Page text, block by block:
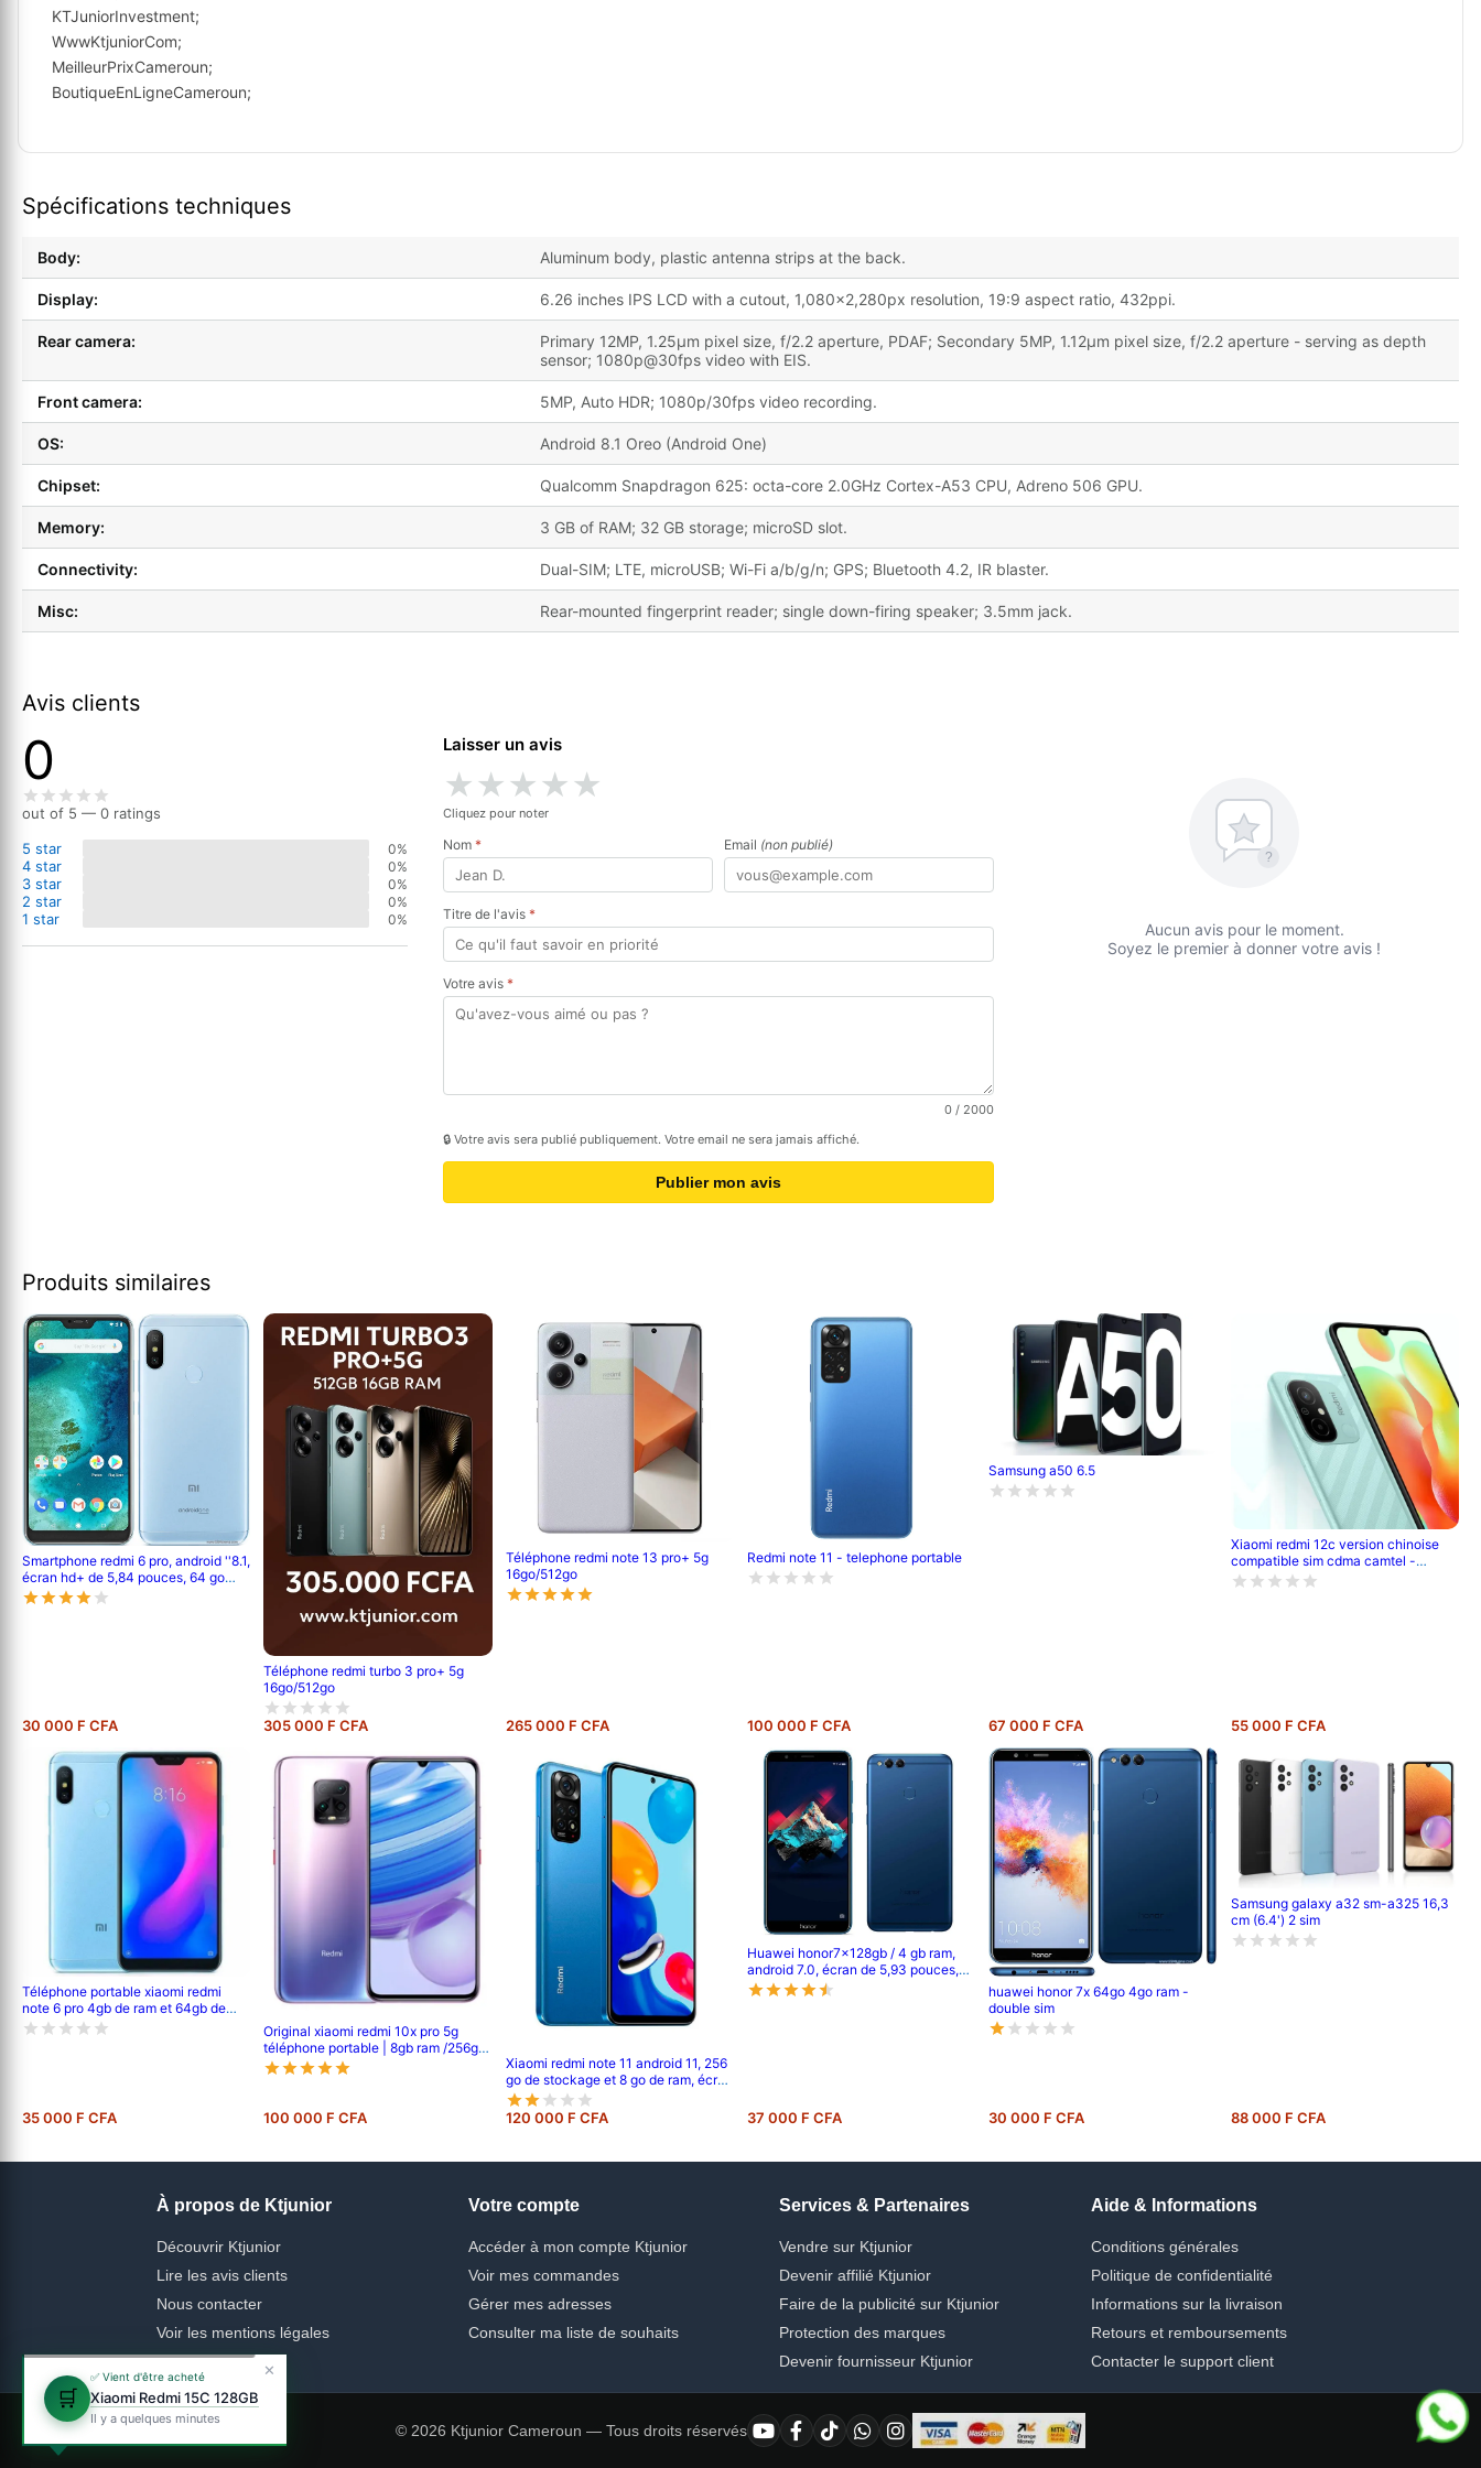
KTJuniorInvestment;
WwwKtjuniorCom;
MeilleurPrixCameroun;
BoutiqueEnLigneCameroun;
Spécifications techniques
Body: Aluminum body, plastic antenna strips at the back.
Display: 6.26 inches IPS LCD with a cutout, 1,080x2,280px resolution, 19:9 aspect ratio, 432ppi.
Rear camera:
Primary 12MP, 1.25µm pixel size, f/2.2 aperture, PDAF; Secondary 5MP, 1.12µm pixel size, f/2.2 aperture - serving as depth
sensor; 1080p@30fps video with EIS.
Front camera: 5MP, Auto HDR; 1080p/30fps video recording.
OS: Android 8.1 Oreo (Android One)
Chipset: Qualcomm Snapdragon 625: octa-core 2.0GHz Cortex-A53 CPU, Adreno 506 GPU.
Memory: 3 GB of RAM; 32 GB storage; microSD slot.
Connectivity: Dual-SIM; LTE, microUSB; Wi-Fi a/b/g/n; GPS; Bluetooth 4.2, IR blaster.
Misc: Rear-mounted fingerprint reader; single down-firing speaker; 3.5mm jack.
Avis clients
0
out of 5 — 0 ratings
5 star
0%
4 star 0%
3 star 0%
2 star 0%
1 star 0%
Laisser un avis
★★★★★
Cliquez pour noter
Nom * Email (non publié)
Titre de l'avis *
Votre avis *
0 / 2000
🔒 Votre avis sera publié publiquement. Votre email ne sera jamais affiché.
Publier mon avis
?
Aucun avis pour le moment.
Soyez le premier à donner votre avis !
Produits similaires
Smartphone redmi 6 pro, android ''8.1,
écran hd+ de 5,84 pouces, 64 go
rom, 4go ram, 12 mp double, batterie
30 000 F CFA
Téléphone redmi turbo 3 pro+ 5g
16go/512go
305 000 F CFA
Téléphone redmi note 13 pro+ 5g
16go/512go
265 000 F CFA
Redmi note 11 - telephone portable
100 000 F CFA
Samsung a50 6.5
67 000 F CFA
Xiaomi redmi 12c version chinoise
compatible sim cdma camtel -
pouce- 6.71' - 64go /4go ram - 2sim
55 000 F CFA
Téléphone portable xiaomi redmi
note 6 pro 4gb de ram et 64gb de
mémoire interne
35 000 F CFA
Original xiaomi redmi 10x pro 5g
téléphone portable | 8gb ram /256gb
rom | mtk 820 octa core | 48mp ai
100 000 F CFA
Xiaomi redmi note 11 android 11, 256
go de stockage et 8 go de ram, écran
: 6,6 pouces tft lcd ips, double
caméra arrière de 50 mp + 8 mp,
batterie de 5000 mah
120 000 F CFA
Huawei honor7x128gb / 4 gb ram,
android 7.0, écran de 5,93 pouces,
double caméra arrière 16 mp + 2 mp,
37 000 F CFA
huawei honor 7x 64go 4go ram -
double sim
30 000 F CFA
Samsung galaxy a32 sm-a325 16,3
cm (6.4') 2 sim
88 000 F CFA
À propos de Ktjunior
Découvrir Ktjunior
Lire les avis clients
Nous contacter
Voir les mentions légales
Votre compte
Accéder à mon compte Ktjunior
Voir mes commandes
Gérer mes adresses
Consulter ma liste de souhaits
Services & Partenaires
Vendre sur Ktjunior
Devenir affilié Ktjunior
Faire de la publicité sur Ktjunior
Protection des marques
Devenir fournisseur Ktjunior
Aide & Informations
Conditions générales
Politique de confidentialité
Informations sur la livraison
Retours et remboursements
Contacter le support client
© 2026 Ktjunior Cameroun — Tous droits réservés
🛒
✅ Vient d'être acheté
Xiaomi Redmi 15C 128GB
Il y a quelques minutes
✕